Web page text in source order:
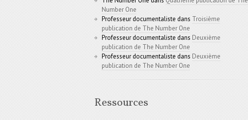
Number One
Professeur documentaliste dans Troisième
publication de The Number One
Professeur documentaliste dans Deuxième
publication de The Number One
Professeur documentaliste dans Deuxième
publication de The Number One
Ressources